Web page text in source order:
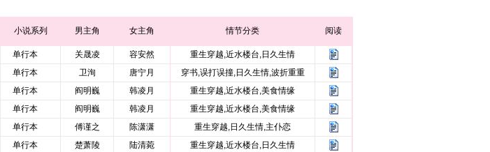
小说系列 男主角 女主角 情节分类 阅读
单行本 关晟凌 容安然
重生穿越,近水楼台,日久生情
单行本 卫洵 唐宁月
穿书,误打误撞,日久生情,波折重重
单行本 阎明巍 韩凌月
重生穿越,近水楼台,美食情缘
单行本 阎明巍 韩凌月
重生穿越,近水楼台,美食情缘
单行本 傅谨之 陈潇潇
重生穿越,日久生情,主仆恋
单行本 楚萧陵 陆清菀
重生穿越,近水楼台,日久生情